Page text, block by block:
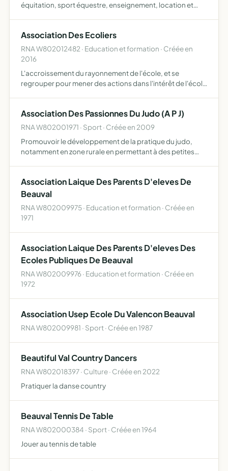
équitation, sport équestre, enseignement, location et
d'équid…
Association Des Ecoliers
RNA W802012482 · Education et formation · Créée en
2016
L'accroissement du rayonnement de l'école, et se
regrouper pour mener des actions dans l'intérêt de l'école
Association Des Passionnes Du Judo (A P J)
RNA W802001971 · Sport · Créée en 2009
Promouvoir le développement de la pratique du judo,
notamment en zone rurale en permettant à des petites
afin…
Association Laique Des Parents D'eleves De
Beauval
RNA W802009975 · Education et formation · Créée en
1971
Association Laique Des Parents D'eleves Des
Ecoles Publiques De Beauval
RNA W802009976 · Education et formation · Créée en
1972
Association Usep Ecole Du Valencon Beauval
RNA W802009981 · Sport · Créée en 1987
Beautiful Val Country Dancers
RNA W802018397 · Culture · Créée en 2022
Pratiquer la danse country
Beauval Tennis De Table
RNA W802000384 · Sport · Créée en 1964
Jouer au tennis de table